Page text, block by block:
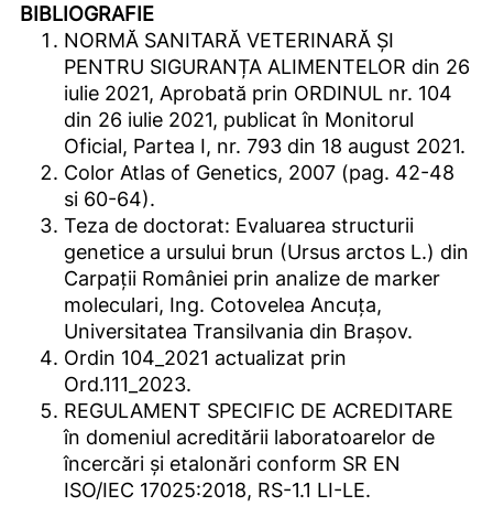
BIBLIOGRAFIE
NORMĂ SANITARĂ VETERINARĂ ȘI
PENTRU SIGURANȚA ALIMENTELOR din 26
iulie 2021, Aprobată prin ORDINUL nr. 104
din 26 iulie 2021, publicat în Monitorul
Oficial, Partea I, nr. 793 din 18 august 2021.
Color Atlas of Genetics, 2007 (pag. 42-48
si 60-64).
Teza de doctorat: Evaluarea structurii
genetice a ursului brun (Ursus arctos L.) din
Carpații României prin analize de marker
moleculari, Ing. Cotovelea Ancuța,
Universitatea Transilvania din Brașov.
Ordin 104_2021 actualizat prin
Ord.111_2023.
REGULAMENT SPECIFIC DE ACREDITARE
în domeniul acreditării laboratoarelor de
încercări și etalonări conform SR EN
ISO/IEC 17025:2018, RS-1.1 LI-LE.